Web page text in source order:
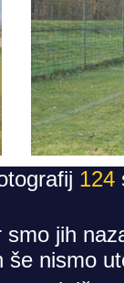
124
jih
še nismo